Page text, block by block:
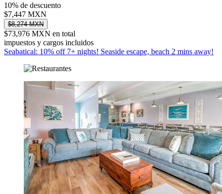
10% de descuento
$7,447 MXN
$8,274 MXN
$73,976 MXN en total
impuestos y cargos incluidos
Seabatical: 10% off 7+ nights! Seaside escape, beach 2 mins away!